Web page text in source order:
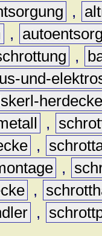
,
,
,
und-
,
,
,
,
,